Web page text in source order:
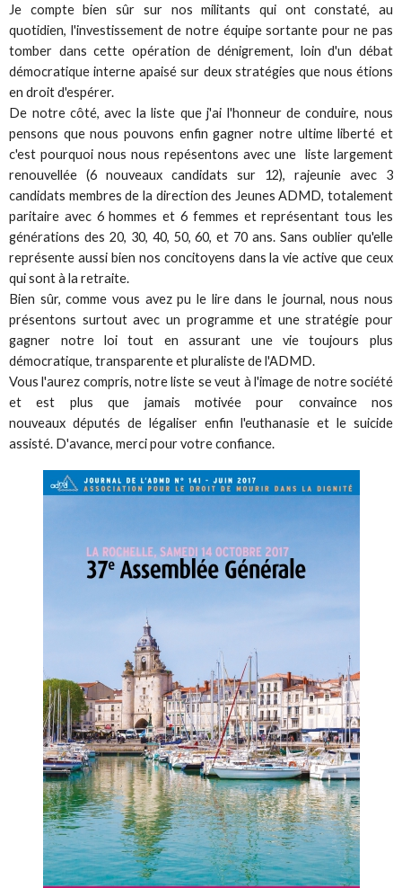
Je compte bien sûr sur nos militants qui ont constaté, au
quotidien, l'investissement de notre équipe sortante pour ne pas
tomber dans cette opération de dénigrement, loin d'un débat
démocratique interne apaisé sur deux stratégies que nous étions
en droit d'espérer.
De notre côté, avec la liste que j'ai l'honneur de conduire, nous
pensons que nous pouvons enfin gagner notre ultime liberté et
c'est pourquoi nous nous repésentons avec une liste largement
renouvellée (6 nouveaux candidats sur 12), rajeunie avec 3
candidats membres de la direction des Jeunes ADMD, totalement
paritaire avec 6 hommes et 6 femmes et représentant tous les
générations des 20, 30, 40, 50, 60, et 70 ans. Sans oublier qu'elle
représente aussi bien nos concitoyens dans la vie active que ceux
qui sont à la retraite.
Bien sûr, comme vous avez pu le lire dans le journal, nous nous
présentons surtout avec un programme et une stratégie pour
gagner notre loi tout en assurant une vie toujours plus
démocratique, transparente et pluraliste de l'ADMD.
Vous l'aurez compris, notre liste se veut à l'image de notre société
et est plus que jamais motivée pour convaince nos
nouveaux députés de légaliser enfin l'euthanasie et le suicide
assisté. D'avance, merci pour votre confiance.